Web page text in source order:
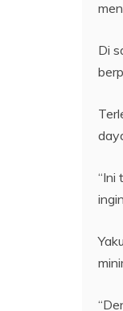
Di
“Ini